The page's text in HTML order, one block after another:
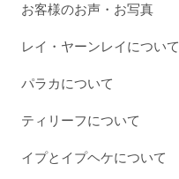
お客様のお声・お写真
レイ・ヤーンレイについて
パラカについて
ティリーフについて
イプとイプヘケについて